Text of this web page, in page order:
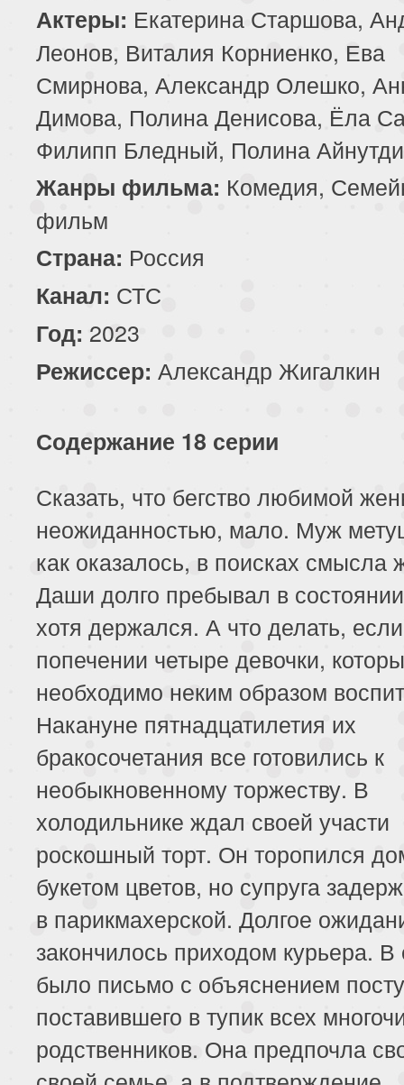
Актеры: Екатерина Старшова,
Леонов, Виталия Корниенко, Ева
Смирнова, Александр Олешко,
Димова, Полина Денисова, Ёла
Филипп Бледный, Полина
Жанры фильма: Комедия,
фильм
Страна: Россия
Канал: СТС
Год: 2023
Режиссер: Александр Жигалкин
Содержание 18 серии
Сказать, что бегство любимой
неожиданностью, мало. Муж
как оказалось, в поисках смысла
Даши долго пребывал в
хотя держался. А что делать,
попечении четыре девочки,
необходимо неким образом
Накануне пятнадцатилетия их
бракосочетания все готовились к
необыкновенному торжеству. В
холодильнике ждал своей участи
роскошный торт. Он торопился
букетом цветов, но супруга
в парикмахерской. Долгое
закончилось приходом курьера. В
было письмо с объяснением
поставившего в тупик всех
родственников. Она предпочла